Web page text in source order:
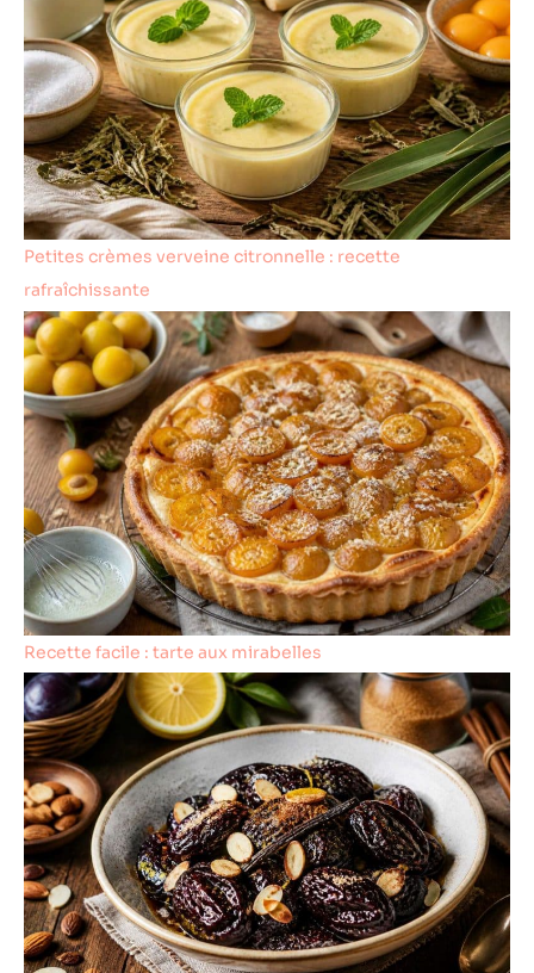
restaurants.
plats principaux
aux desserts –
même un repas
pour une
personne devient
une expérience
raffinée et festive
Petites crèmes verveine citronnelle : recette
rafraîchissante
Recette facile : tarte aux mirabelles